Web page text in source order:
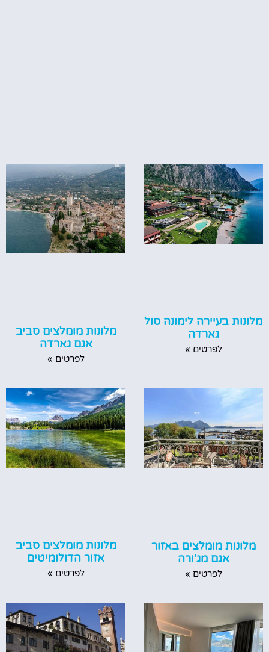
מלונות בעיירה לימונה סול
גארדה
לפרטים »
מלונות מומלצים סביב
אגם גארדה
לפרטים »
מלונות מומלצים באזור
אגם מג'ורה
לפרטים »
מלונות מומלצים סביב
אזור הדולומיטים
לפרטים »